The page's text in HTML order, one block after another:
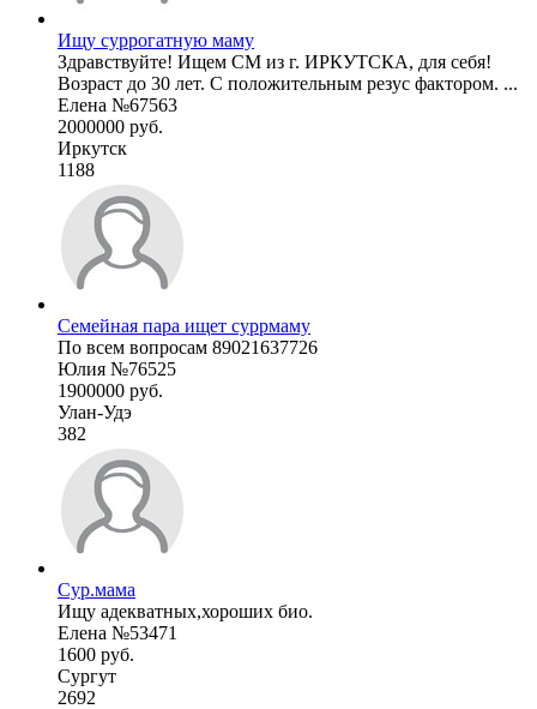
Ищу суррогатную маму
Здравствуйте! Ищем СМ из г. ИРКУТСКА, для себя!
Возраст до 30 лет. С положительным резус фактором. ...
Елена №67563
2000000 руб.
Иркутск
1188
Семейная пара ищет суррмаму
По всем вопросам 89021637726
Юлия №76525
1900000 руб.
Улан-Удэ
382
Сур.мама
Ищу адекватных,хороших био.
Елена №53471
1600 руб.
Сургут
2692